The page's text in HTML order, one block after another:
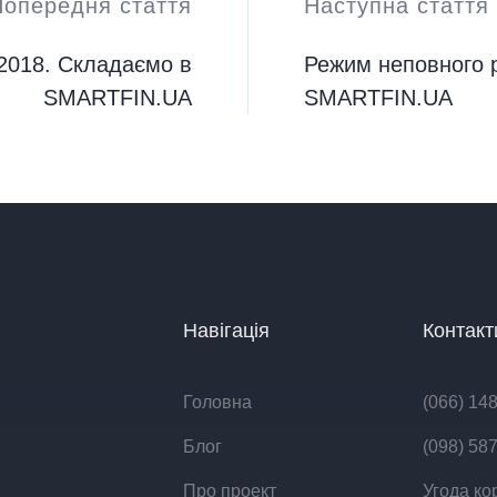
стаття
Складаємо в
SMARTFIN.UA
Наступна стаття
Режим неповного
SMARTFIN.UA
Навігація
Головна
Блог
Про проект
(066)
(098)
Угода